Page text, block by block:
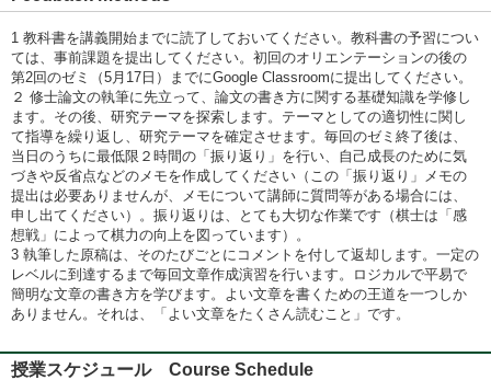
1 教科書を講義開始までに読了しておいてください。教科書の予習につい
ては、事前課題を提出してください。初回のオリエンテーションの後の
第2回のゼミ（5月17日）までにGoogle Classroomに提出してください。
２ 修士論文の執筆に先立って、論文の書き方に関する基礎知識を学修し
ます。その後、研究テーマを探索します。テーマとしての適切性に関し
て指導を繰り返し、研究テーマを確定させます。毎回のゼミ終了後は、
当日のうちに最低限２時間の「振り返り」を行い、自己成長のために気
づきや反省点などのメモを作成してください（この「振り返り」メモの
提出は必要ありませんが、メモについて講師に質問等がある場合には、
申し出てください）。振り返りは、とても大切な作業です（棋士は「感
想戦」によって棋力の向上を図っています）。
3 執筆した原稿は、そのたびごとにコメントを付して返却します。一定の
レベルに到達するまで毎回文章作成演習を行います。ロジカルで平易で
簡明な文章の書き方を学びます。よい文章を書くための王道を一つしか
ありません。それは、「よい文章をたくさん読むこと」です。
授業スケジュール Course Schedule